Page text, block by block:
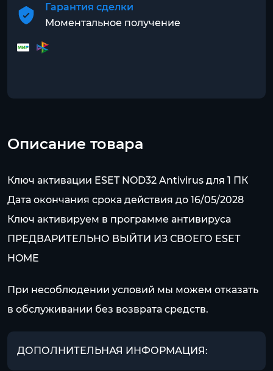
Гарантия сделки
Моментальное получение
Описание товара
Ключ активации ESET NOD32 Antivirus для 1 ПК
Дата окончания срока действия до 16/05/2028
Ключ активируем в программе антивируса
ПРЕДВАРИТЕЛЬНО ВЫЙТИ ИЗ СВОЕГО ESET
HOME
При несоблюдении условий мы можем отказать
в обслуживании без возврата средств.
ДОПОЛНИТЕЛЬНАЯ ИНФОРМАЦИЯ: